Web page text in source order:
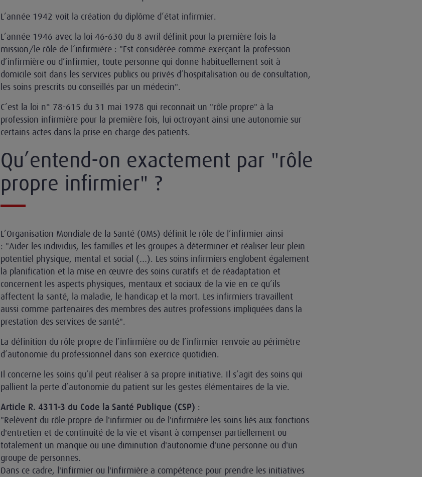
L’année 1942 voit la création du diplôme d’état infirmier.
L’année 1946 avec la loi 46-630 du 8 avril définit pour la première fois la
mission/le rôle de l’infirmière : "Est considérée comme exerçant la profession
d’infirmière ou d’infirmier, toute personne qui donne habituellement soit à
domicile soit dans les services publics ou privés d’hospitalisation ou de consultation,
les soins prescrits ou conseillés par un médecin".
C’est la loi n° 78-615 du 31 mai 1978 qui reconnait un "rôle propre" à la
profession infirmière pour la première fois, lui octroyant ainsi une autonomie sur
certains actes dans la prise en charge des patients.
Qu’entend-on exactement par "rôle
propre infirmier" ?
L’Organisation Mondiale de la Santé (OMS) définit le rôle de l’infirmier ainsi
: "Aider les individus, les familles et les groupes à déterminer et réaliser leur plein
potentiel physique, mental et social (…). Les soins infirmiers englobent également
la planification et la mise en œuvre des soins curatifs et de réadaptation et
concernent les aspects physiques, mentaux et sociaux de la vie en ce qu’ils
affectent la santé, la maladie, le handicap et la mort. Les infirmiers travaillent
aussi comme partenaires des membres des autres professions impliquées dans la
prestation des services de santé".
La définition du rôle propre de l’infirmière ou de l’infirmier renvoie au périmètre
d’autonomie du professionnel dans son exercice quotidien.
Il concerne les soins qu’il peut réaliser à sa propre initiative. Il s’agit des soins qui
pallient la perte d’autonomie du patient sur les gestes élémentaires de la vie.
Article R. 4311-3 du Code la Santé Publique (CSP) :
"Relèvent du rôle propre de l'infirmier ou de l'infirmière les soins liés aux fonctions
d'entretien et de continuité de la vie et visant à compenser partiellement ou
totalement un manque ou une diminution d'autonomie d'une personne ou d'un
groupe de personnes.
Dans ce cadre, l'infirmier ou l'infirmière a compétence pour prendre les initiatives